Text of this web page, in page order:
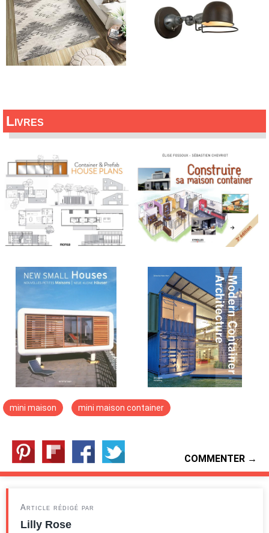
Livres
mini maison mini maison container
COMMENTER →
Article rédigé par
Lilly Rose